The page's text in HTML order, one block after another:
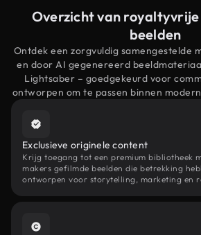
Overzicht van
beelden
Ontdek een zorgvuldig samengestelde
en door AI gegenereerd
Lightsaber – goedgekeurd voor
ontworpen om te passen binnen
Exclusieve originele content
Krijg toegang tot een premium bibliotheek
makers gefilmde beelden die betrekking
ontworpen voor storytelling, marketing en